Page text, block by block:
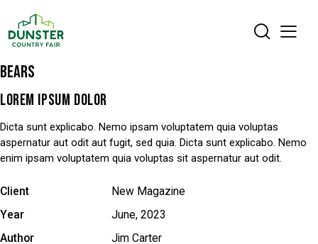
BEARS
LOREM IPSUM DOLOR
Dicta sunt explicabo. Nemo ipsam voluptatem quia voluptas
aspernatur aut odit aut fugit, sed quia. Dicta sunt explicabo. Nemo
enim ipsam voluptatem quia voluptas sit aspernatur aut odit.
Client
New Magazine
Year
June, 2023
Author
Jim Carter